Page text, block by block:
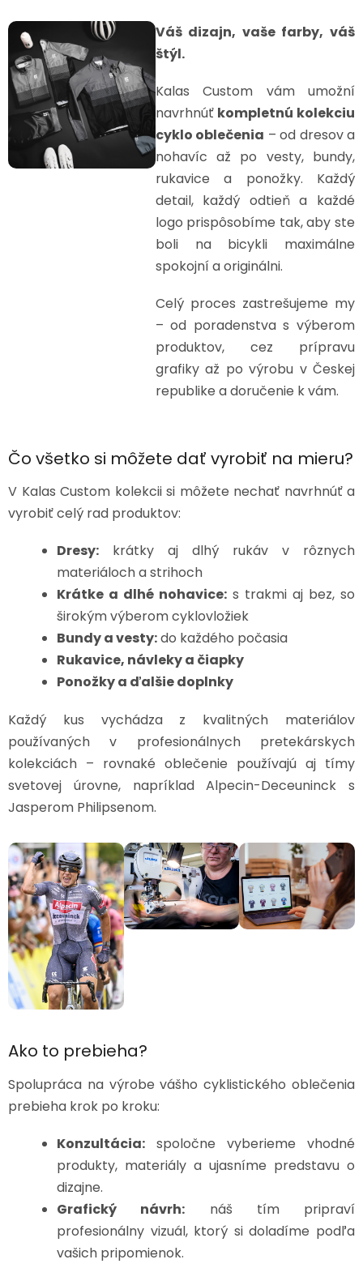
Váš dizajn, vaše farby, váš
štýl.
Kalas Custom vám umožní
navrhnúť kompletnú kolekciu
cyklo oblečenia – od dresov a
nohavíc až po vesty, bundy,
rukavice a ponožky. Každý
detail, každý odtieň a každé
logo prispôsobíme tak, aby ste
boli na bicykli maximálne
spokojní a originálni.
Celý proces zastrešujeme my
– od poradenstva s výberom
produktov, cez prípravu
grafiky až po výrobu v Českej
republike a doručenie k vám.
Čo všetko si môžete dať vyrobiť na mieru?
V Kalas Custom kolekcii si môžete nechať navrhnúť a
vyrobiť celý rad produktov:
Dresy: krátky aj dlhý rukáv v rôznych
materiáloch a strihoch
Krátke a dlhé nohavice: s trakmi aj bez, so
širokým výberom cyklovložiek
Bundy a vesty:do každého počasia
Rukavice, návleky a čiapky
Ponožky a ďalšie doplnky
Každý kus vychádza z kvalitných materiálov
používaných v profesionálnych pretekárskych
kolekciách – rovnaké oblečenie používajú aj tímy
svetovej úrovne, napríklad Alpecin-Deceuninck s
Jasperom Philipsenom.
Ako to prebieha?
Spolupráca na výrobe vášho cyklistického oblečenia
prebieha krok po kroku:
Konzultácia: spoločne vyberieme vhodné
produkty, materiály a ujasníme predstavu o
dizajne.
Grafický návrh: náš tím pripraví
profesionálny vizuál, ktorý si doladíme podľa
vašich pripomienok.